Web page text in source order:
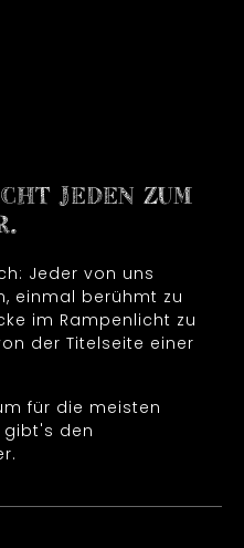
JEDEN ZUM
Jeder von uns
einmal berühmt zu
im Rampenlicht zu
der Titelseite einer
für die meisten
gibt's den